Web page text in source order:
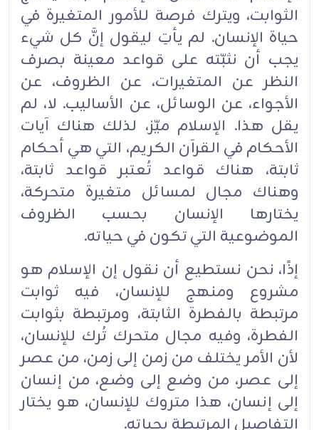
الثوابت، ويترك فرصة للأمور المتغيرة في
حياة الإنسان. لم يأتِ ‏ليقول إنَّ كل شيء
يجب أن نثبّته على قواعد معينة بصرف
النظر عن المتغيرات، عن الظروف، عن
‏الأجواء، عن الوسائل، عن الأساليب. لا، لم
يقل هذا. الإسلام ميّز، لذلك هناك آيات
الأحكام في القرآن ‏‏الكريم، التي هي أحكام
ثابتة، هناك قواعد تُعتبر قواعد ثابتة،
وهناك مجال لمسائل متغيرة متحركة،
يختارها ‏الإنسان بحسب الظروف
‏الموضوعية التي تكون في حياته.‏
إذًا، نحن نستطيع أن نقول إن الإسلام هو
مشروع ومنهج للإنسان، فيه ثوابت
مرتبطة بالفطرة ‏الثابتة، ‏ومرتبطة بثوابت
الفطرة، وفيه مجال متحرك تُرك للإنسان،
لأن الأمر يختلف من زمن إلى زمن، من عصر
‏إلى عصر، من وضع إلى ‏وضع، من إنسان
إلى إنسان، هذا متروك للإنسان، هو يختار
التفاصيل المرتبطة ‏بحياته.‏